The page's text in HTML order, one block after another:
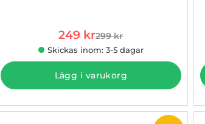
rea pris
249 krtidigare pris
299 kr
Skickas inom: 3-5 dagar
Lägg i varukorg